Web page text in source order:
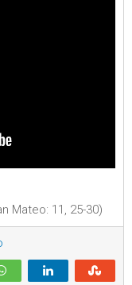
Mateo: 11, 25-30)